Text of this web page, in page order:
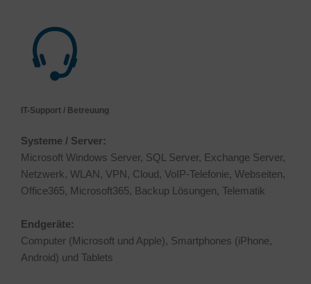
IT-Support / Betreuung
Systeme / Server:
Microsoft Windows Server, SQL Server, Exchange Server,
Netzwerk, WLAN, VPN, Cloud, VoIP-Telefonie, Webseiten,
Office365, Microsoft365, Backup Lösungen, Telematik
Endgeräte:
Computer (Microsoft und Apple), Smartphones (iPhone,
Android) und Tablets